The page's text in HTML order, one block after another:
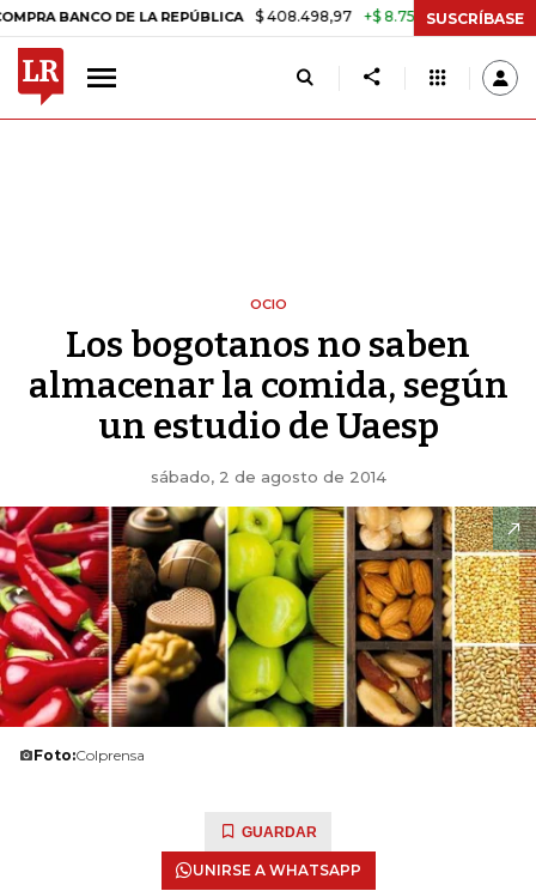
DE LA REPÚBLICA $ 408.498,97 +$ 8.753,81 +2,19% TASA
SUSCRÍBASE
OCIO
Los bogotanos no saben
almacenar la comida, según
un estudio de Uaesp
sábado, 2 de agosto de 2014
Foto:Colprensa
GUARDAR
UNIRSE A WHATSAPP